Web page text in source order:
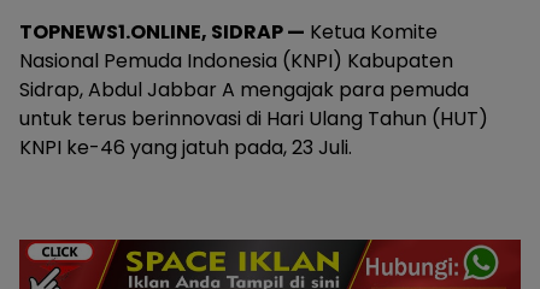
TOPNEWS1.ONLINE, SIDRAP — Ketua Komite
Nasional Pemuda Indonesia (KNPI) Kabupaten
Sidrap, Abdul Jabbar A mengajak para pemuda
untuk terus berinnovasi di Hari Ulang Tahun (HUT)
KNPI ke-46 yang jatuh pada, 23 Juli.